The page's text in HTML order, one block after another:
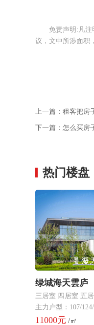
免责声明:凡
议，文中所涉面积
上一篇： 租客把房
下一篇： 怎么买房
热门楼盘
绿城海天雲庐
三居室 四居室 五
主力户型：107/
11000元 /㎡